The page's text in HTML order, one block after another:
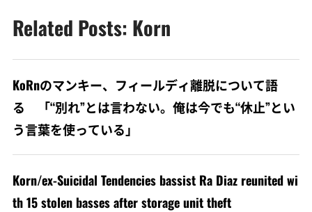
Related Posts: Korn
KoRnのマンキー、フィールディ離脱について語
る 「“別れ”とは言わない。俺は今でも“休止”とい
う言葉を使っている」
Korn/ex-Suicidal Tendencies bassist Ra Diaz reunited wi
th 15 stolen basses after storage unit theft